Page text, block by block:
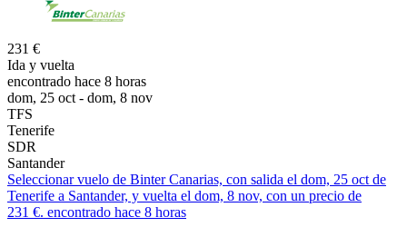
231 €
Ida y vuelta
encontrado hace 8 horas
dom, 25 oct - dom, 8 nov
TFS
Tenerife
SDR
Santander
Seleccionar vuelo de Binter Canarias, con salida el dom, 25 oct de
Tenerife a Santander, y vuelta el dom, 8 nov, con un precio de
231 €. encontrado hace 8 horas